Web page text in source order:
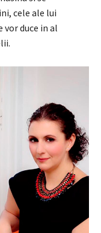
cele ale lui
vor duce in al